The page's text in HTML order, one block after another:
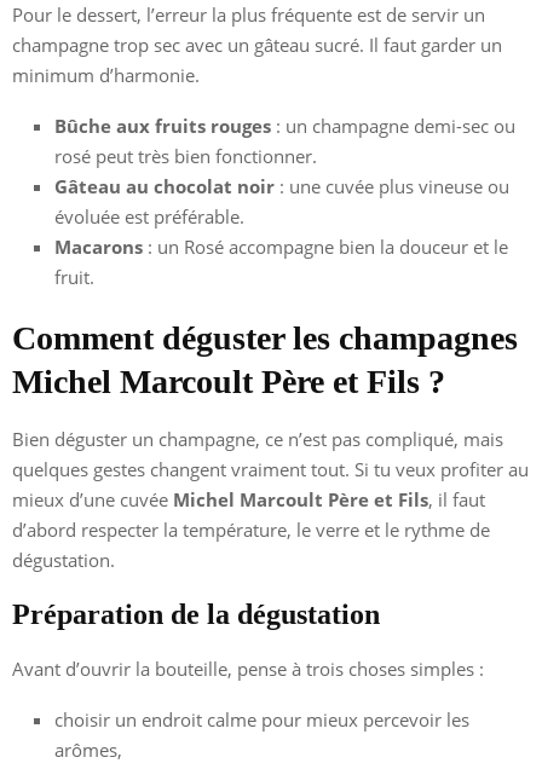
Pour le dessert, l’erreur la plus fréquente est de servir un
champagne trop sec avec un gâteau sucré. Il faut garder un
minimum d’harmonie.
Bûche aux fruits rouges : un champagne demi-sec ou
rosé peut très bien fonctionner.
Gâteau au chocolat noir : une cuvée plus vineuse ou
évoluée est préférable.
Macarons : un Rosé accompagne bien la douceur et le
fruit.
Comment déguster les champagnes
Michel Marcoult Père et Fils ?
Bien déguster un champagne, ce n’est pas compliqué, mais
quelques gestes changent vraiment tout. Si tu veux profiter au
mieux d’une cuvée Michel Marcoult Père et Fils, il faut
d’abord respecter la température, le verre et le rythme de
dégustation.
Préparation de la dégustation
Avant d’ouvrir la bouteille, pense à trois choses simples :
choisir un endroit calme pour mieux percevoir les
arômes,